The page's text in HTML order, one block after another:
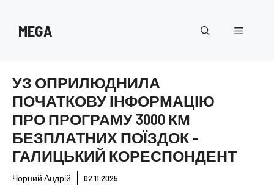
MEGA Меню
УЗ ОПРИЛЮДНИЛА
ПОЧАТКОВУ ІНФОРМАЦІЮ
ПРО ПРОГРАМУ 3000 КМ
БЕЗПЛАТНИХ ПОЇЗДОК –
ГАЛИЦЬКИЙ КОРЕСПОНДЕНТ
Чорний Андрій 02.11.2025